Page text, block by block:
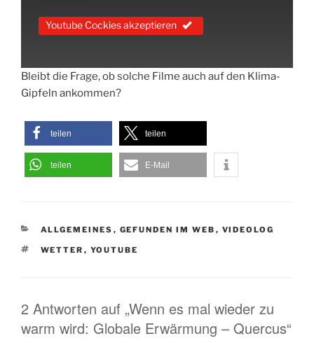
Youtube Cockies akzeptieren
Bleibt die Frage, ob solche Filme auch auf den Klima-
Gipfeln ankommen?
teilen teilen
teilen E-Mail
KATEGORIEN
ALLGEMEINES , GEFUNDEN IM WEB , VIDEOLOG
SCHLAGWÖRTER
WETTER , YOUTUBE
2 Antworten auf „Wenn es mal wieder zu
warm wird: Globale Erwärmung – Quercus“